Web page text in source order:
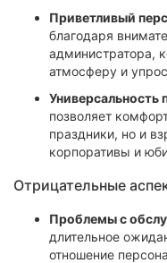
Приветливый
благодаря
администратора,
атмосферу и
Универсальность
позволяет
праздники, но и
корпоративы и
Отрицательные
Проблемы с
длительное
отношение